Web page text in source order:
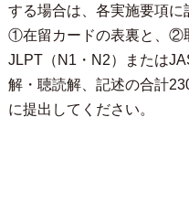
する場合は、各実施要項に
①在留カードの表裏と、②
JLPT（N1・N2）または
解・聴読解、記述の合計
に提出してください。